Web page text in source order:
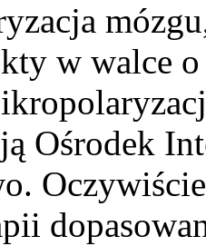
w walce
Ośrodek